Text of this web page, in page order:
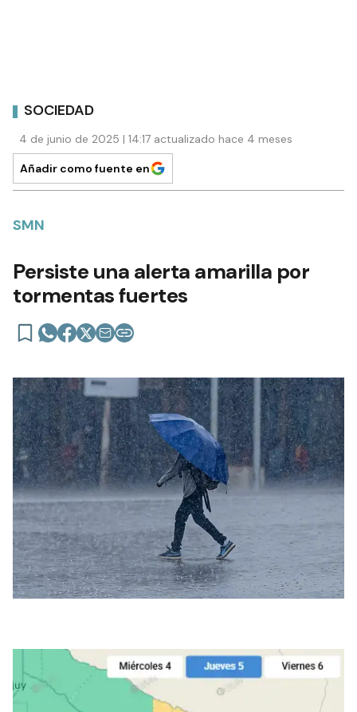
SOCIEDAD
4 de junio de 2025 | 14:17 actualizado hace 4 meses
Añadir como fuente en
SMN
Persiste una alerta amarilla por
tormentas fuertes